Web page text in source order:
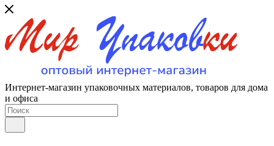
Интернет-магазин упаковочных материалов, товаров для дома
и офиса